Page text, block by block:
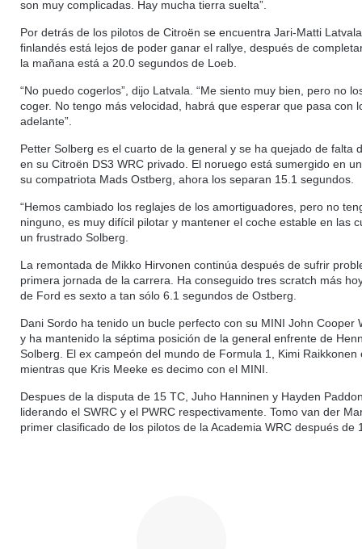
son muy complicadas. Hay mucha tierra suelta”.
Por detrás de los pilotos de Citroën se encuentra Jari-Matti
finlandés está lejos de poder ganar el rallye, después de
la mañana está a 20.0 segundos de Loeb.
“No puedo cogerlos”, dijo Latvala. “Me siento muy bien, pero no
coger. No tengo más velocidad, habrá que esperar que pasa con
adelante”.
Petter Solberg es el cuarto de la general y se ha quejado de falta
en su Citroën DS3 WRC privado. El noruego está sumergido en
su compatriota Mads Ostberg, ahora los separan 15.1 segundos.
“Hemos cambiado los reglajes de los amortiguadores, pero no
ninguno, es muy difícil pilotar y mantener el coche estable en las
un frustrado Solberg.
La remontada de Mikko Hirvonen continúa después de sufrir
primera jornada de la carrera. Ha conseguido tres scratch más
de Ford es sexto a tan sólo 6.1 segundos de Ostberg.
Dani Sordo ha tenido un bucle perfecto con su MINI John Cooper
y ha mantenido la séptima posición de la general enfrente de
Solberg. El ex campeón del mundo de Formula 1, Kimi Raikkonen
mientras que Kris Meeke es decimo con el MINI.
Despues de la disputa de 15 TC, Juho Hanninen y Hayden
liderando el SWRC y el PWRC respectivamente. Tomo van der
primer clasificado de los pilotos de la Academia WRC después de